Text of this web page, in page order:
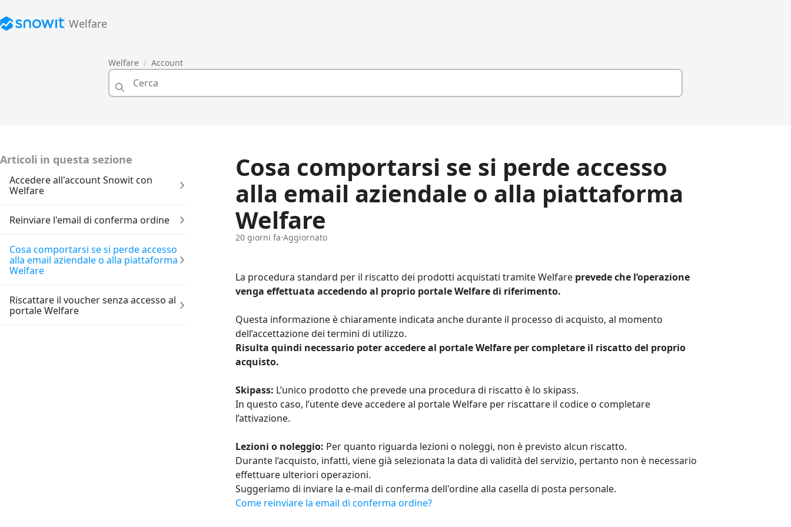
Welfare
Welfare Account
Articoli in questa sezione
Accedere all'account Snowit con
Welfare
Reinviare l'email di conferma ordine
Cosa comportarsi se si perde accesso
alla email aziendale o alla piattaforma
Welfare
Riscattare il voucher senza accesso al
portale Welfare
Cosa comportarsi se si perde accesso
alla email aziendale o alla piattaforma
Welfare
20 giorni fa Aggiornato
La procedura standard per il riscatto dei prodotti acquistati tramite Welfare prevede che l’operazione
venga effettuata accedendo al proprio portale Welfare di riferimento.
Questa informazione è chiaramente indicata anche durante il processo di acquisto, al momento
dell’accettazione dei termini di utilizzo.
Risulta quindi necessario poter accedere al portale Welfare per completare il riscatto del proprio
acquisto.
Skipass: L’unico prodotto che prevede una procedura di riscatto è lo skipass.
In questo caso, l’utente deve accedere al portale Welfare per riscattare il codice o completare
l’attivazione.
Lezioni o noleggio: Per quanto riguarda lezioni o noleggi, non è previsto alcun riscatto.
Durante l’acquisto, infatti, viene già selezionata la data di validità del servizio, pertanto non è necessario
effettuare ulteriori operazioni.
Suggeriamo di inviare la e-mail di conferma dell'ordine alla casella di posta personale.
Come reinviare la email di conferma ordine?